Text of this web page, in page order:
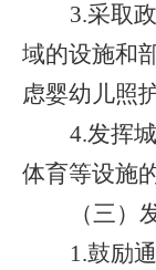
3.采取
域的设施和
虑婴幼儿照
4.发挥
体育等设施
（三
1.鼓励